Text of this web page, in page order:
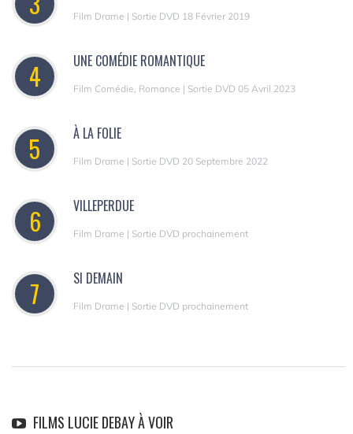
Film Drame | Sortie DVD 18 Février 2019
4 UNE COMÉDIE ROMANTIQUE
Film Comédie, Romance | Sortie DVD 05 Avril 2023
5 À LA FOLIE
Film Drame | Sortie DVD 20 Septembre 2022
6 VILLEPERDUE
Film Drame | Sortie DVD prochainement
7 SI DEMAIN
Film Drame | Sortie DVD prochainement
FILMS LUCIE DEBAY À VOIR